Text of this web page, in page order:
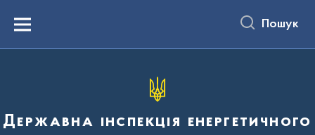
вмістуMenu Пошук
Державна інспекція енергетичного